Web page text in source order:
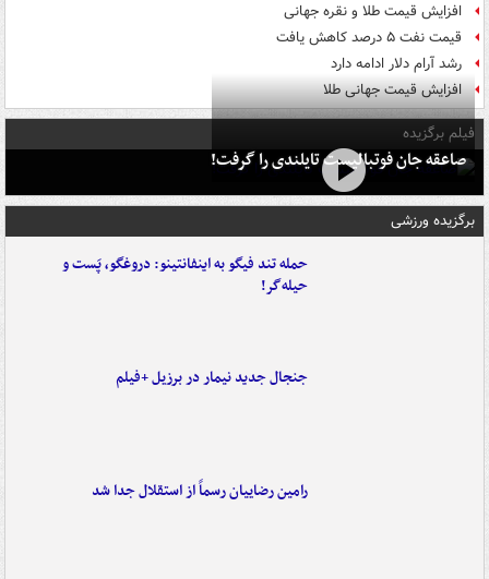
افزایش قیمت طلا و نقره جهانی
قیمت نفت ۵ درصد کاهش یافت
رشد آرام دلار ادامه دارد
افزایش قیمت جهانی طلا
فیلم برگزیده
صاعقه جان فوتبالیست تایلندی را گرفت!
برگزیده ورزشی
حمله تند فیگو به اینفانتینو: دروغگو، پَست‌ و
حیله‌گر!
جنجال جدید نیمار در برزیل +فیلم
رامین رضاییان رسماً از استقلال جدا شد